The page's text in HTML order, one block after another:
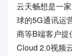
云天畅想是一
球的5G通讯运
商等B端客户
Cloud 2.0视频